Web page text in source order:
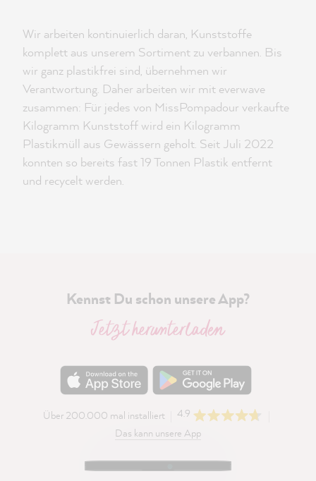
Wir arbeiten kontinuierlich daran, Kunststoffe
komplett aus unserem Sortiment zu verbannen. Bis
wir ganz plastikfrei sind, übernehmen wir
Verantwortung. Daher arbeiten wir mit everwave
zusammen: Für jedes von MissPompadour verkaufte
Kilogramm Kunststoff wird ein Kilogramm
Plastikmüll aus Gewässern geholt. Seit Juli 2022
konnten so bereits fast 19 Tonnen Plastik entfernt
und recycelt werden.
Kennst Du schon unsere App?
Jetzt herunterladen
Über 200.000 mal installiert
4.9
Das kann unsere App